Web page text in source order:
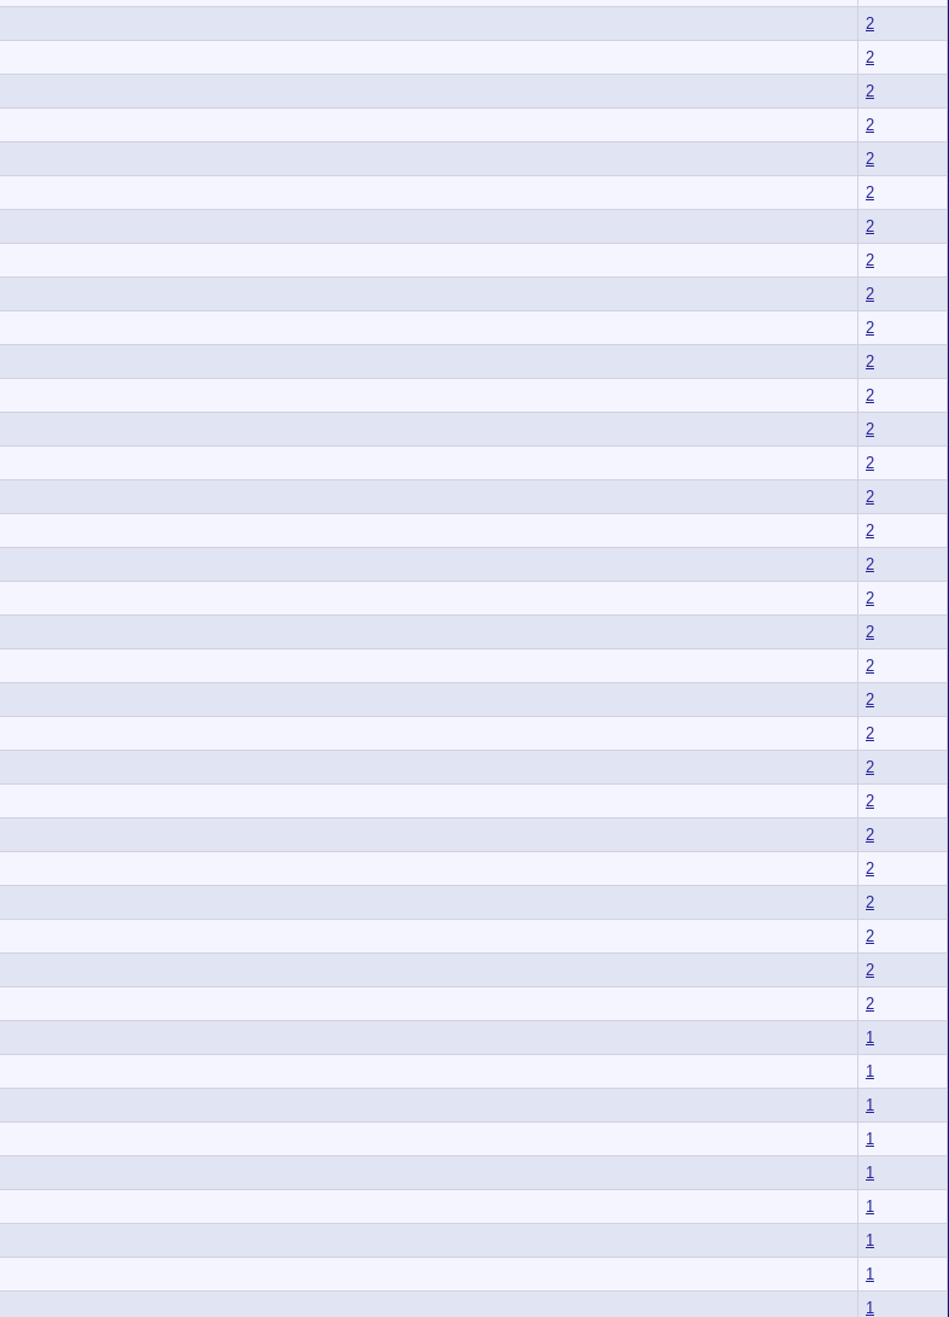
2
2
2
2
2
2
2
2
2
2
2
2
2
2
2
2
2
2
2
2
2
2
2
2
2
2
2
2
2
2
1
1
1
1
1
1
1
1
1